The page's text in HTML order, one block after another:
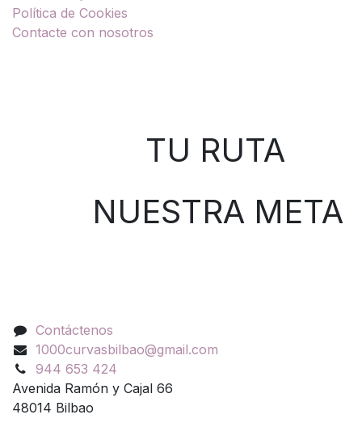
Política de Cookies
Contacte con nosotros
TU RUTA
NUESTRA META
Contáctenos
1000curvasbilbao@gmail.com
944 653 424
Avenida Ramón y Cajal 66
48014 Bilbao